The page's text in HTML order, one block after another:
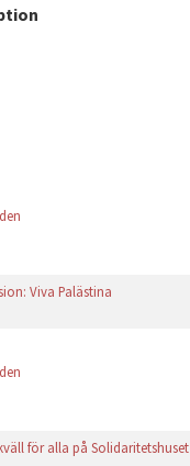
Viva Palästina
för alla på Solidaritetshuset